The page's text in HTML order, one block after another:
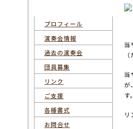
当
当
が
す。
プロフィール
演奏会情報
過去の演奏会
団員募集
リンク
ご支援
各種書式
お問合せ